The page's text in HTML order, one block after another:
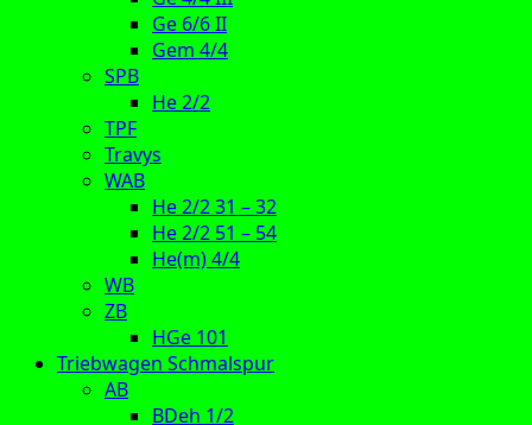
Ge 6/6 II
Gem 4/4
SPB
He 2/2
TPF
Travys
WAB
He 2/2 31 – 32
He 2/2 51 – 54
He(m) 4/4
WB
ZB
HGe 101
Triebwagen Schmalspur
AB
BDeh 1/2